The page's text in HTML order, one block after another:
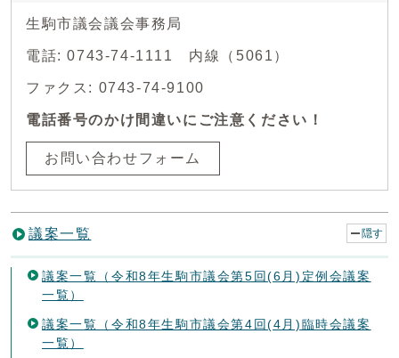
生駒市議会議会事務局
電話: 0743-74-1111 内線（5061）
ファクス: 0743-74-9100
電話番号のかけ間違いにご注意ください！
お問い合わせフォーム
議案一覧 隠す
議案一覧（令和8年生駒市議会第5回(6月)定例会議案
一覧）
議案一覧（令和8年生駒市議会第4回(4月)臨時会議案
一覧）